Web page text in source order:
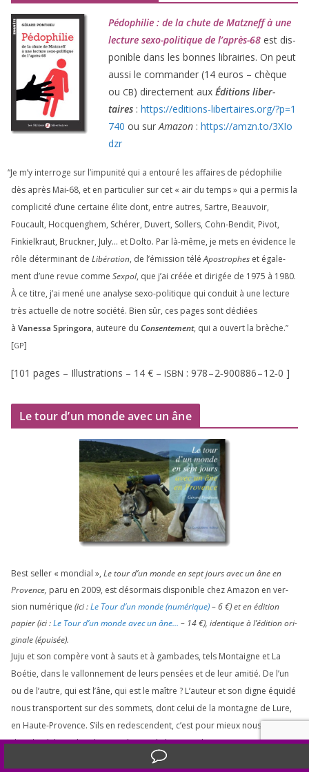
Pédophilie : de la chute de Matzneff à une
lec­ture sexo-poli­tique de l’après-68 est dis­
po­nible dans les bonnes librai­ries. On peut
aus­si le com­man­der (14 euros – chèque
ou CB) direc­te­ment aux Éditions liber­
taires : https://​edi​tions​-liber​taires​.org/​?​p​=​1
740 ou surAmazon : https://​amzn​.to/​3​X​I​o​
dzr
“Je m’y inter­roge sur l’impunité qui a entou­ré les affaires de pédo­phi­lie
dès après Mai-68, et en par­ti­cu­lier sur cet « air du temps » qui a per­mis la
com­pli­ci­té d’une cer­taine élite dont, entre autres, Sartre, Beauvoir,
Foucault, Hocquenghem, Schérer, Duvert, Sollers, Cohn-Bendit, Pivot,
Finkielkraut, Bruckner, July… et Dolto. Par là-même, je mets en évi­dence le
rôle déter­mi­nant de Libération, de l’émission téléApostrophes et éga­le­
ment d’une revue comme Sexpol, que j’ai créée et diri­gée de 1975 à 1980.
À ce titre, j’ai mené une ana­lyse sexo-poli­tique qui conduit à une lec­ture
très actuelle de notre socié­té. Bien sûr, ces pages sont dédiées
à Vanessa Springora, auteure du Consentement, qui a ouvert la brèche.”
[GP]
[101 pages – Illustrations – 14 € – ISBN : 978–2‑900886–12‑0 ]
Le tour d’un monde avec un âne
Best sel­ler « mon­dial », Le tour d’un monde en sept jours avec un âne en
Provence, paru en 2009, est désor­mais dis­po­nible chez Amazon en ver­
sion numé­rique (ici :Le Tour d’un monde (numé­rique)–6€) et en édi­tion
papier (ici :Le Tour d’un monde avec un âne… – 14€), iden­tique à l’é­di­tion ori­
gi­nale (épui­sée).
Juju et son com­père vont à sauts et à gam­bades, tels Montaigne et La
Boétie, dans le val­lon­ne­ment de leurs pen­sées et de leur ami­tié. De l’un
ou de l’autre, qui est l’âne, qui est le maître ? L’auteur et son digne équi­dé
nous trans­portent sur des som­mets, dont celui de la mon­tagne de Lure,
en Haute-Provence. S’ils en redes­cendent, c’est pour mieux nous éle­ver
dans la phi­lo­so­phie du quo­ti­dien et de l’universel.